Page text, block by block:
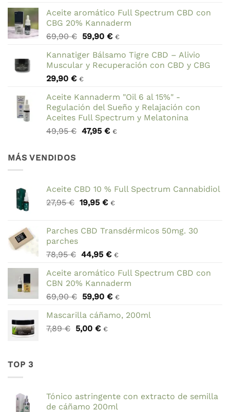
original
era:
49,95 €.
actual
es:
44,95 €.
Aceite aromático Full Spectrum CBD con
CBG 20% Kannaderm
69,90€ El
original
era:
69,90 €.
59,90 €El
actual
es:
€
Kannatiger Bálsamo Tigre CBD – Alivio
Muscular y Recuperación con CBD y CBG
29,90 € €
Aceite Kannaderm "Oil 6 al 15%" -
Regulación del Sueño y Relajación con
Aceites Full Spectrum y Melatonina
49,95€ El
47,95 €El
€
MÁS VENDIDOS
Aceite CBD 10 % Full Spectrum Cannabidiol
27,95€ El
era:
19,95 €El
es:
€
Parches CBD Transdérmicos 50mg. 30
parches
78,95€ El
original
era:
78,95 €.
44,95 €El
actual
es:
44,95 €.
€
Aceite aromático Full Spectrum CBD con
CBN 20% Kannaderm
69,90€ El
original
era:
59,90 €El
actual
€
Mascarilla cáñamo, 200ml
7,89€ El
5,00 €El
€
TOP 3
Tónico astringente con extracto de semilla
de cáñamo 200ml